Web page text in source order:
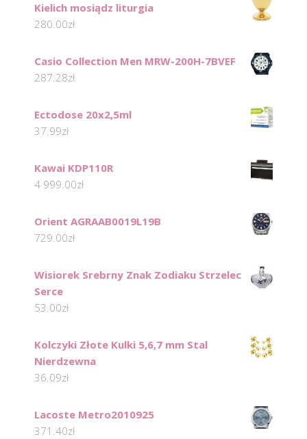
Kielich mosiądz liturgia
280.00zł
Casio Collection Men MRW-200H-7BVEF
287.28zł
Ectodose 20x2,5ml
37.99zł
Kawai KDP110R
4 999.00zł
Orient AGRAAB0019L19B
729.00zł
Wisiorek Srebrny Znak Zodiaku Strzelec
Serce
53.00zł
Kolczyki Złote Kulki 5,6,7 mm Stal
Nierdzewna
36.09zł
Lacoste Metro2010925
371.40zł